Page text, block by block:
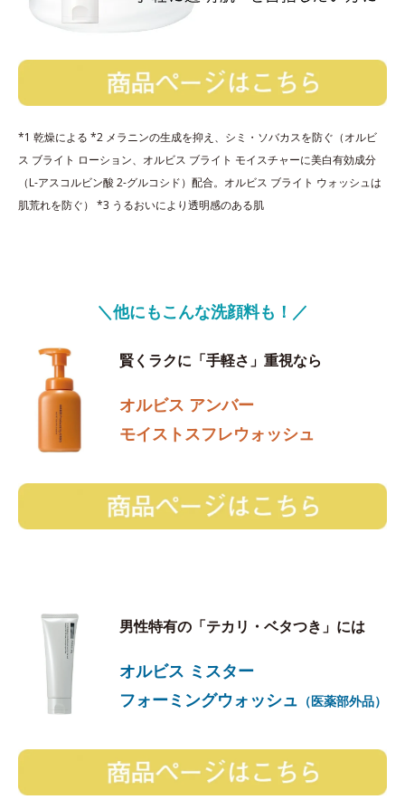
*1 乾燥による *2 メラニンの生成を抑え、シミ・ソバカスを防ぐ（オルビ
ス ブライト ローション、オルビス ブライト モイスチャーに美白有効成分
（L-アスコルビン酸 2-グルコシド）配合。オルビス ブライト ウォッシュは
肌荒れを防ぐ） *3 うるおいにより透明感のある肌
＼他にもこんな洗顔料も！／
賢くラクに「手軽さ」重視なら
オルビス アンバー
モイストスフレウォッシュ
男性特有の「テカリ・ベタつき」には
オルビス ミスター
フォーミングウォッシュ （医薬部外品）